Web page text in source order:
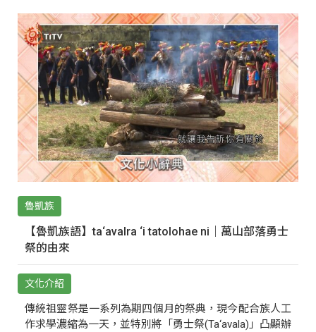
魯凱族
【魯凱族語】ta‘avalra ‘i tatolohae ni｜萬山部落勇士
祭的由來
文化介紹
傳統祖靈祭是一系列為期四個月的祭典，現今配合族人工
作求學濃縮為一天，並特別將「勇士祭(Ta‘avala)」凸顯辦